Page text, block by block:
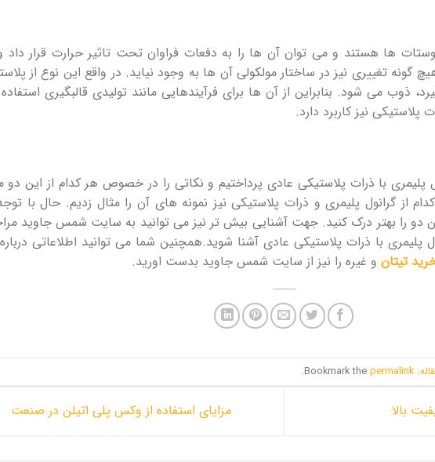
ها هستند و می توان آن ها را به دفعات فراوان تحت تاثیر حرارت قرار داد
تغییری نیز در ساختار مولکولی آن ها به وجود نیاید. در واقع این نوع از
ذوب می شود. بنابراین از آن ها برای فرآیندهایی مانند تولیدی قالبگیری
نیز کاربرد دارد.
با ذرات پلاستیکی عادی پرداختیم و نکاتی را در خصوص هر کدام از این دو
از گرانول پلیمری و ذرات پلاستیکی نیز نمونه‌ های آن را مثال زدیم. حال با
دو را بهتر درک کنید. جهت آشنایی بیش تر نیز می توانید به سایت شمس جاوید
پلیمری با ذرات پلاستیکی عادی آشنا شوید.همچنین شما می توانید اطلاعاتی
تیتان و غیره را نیز از سایت شمس جاوید بدست اورید.
. Bookmark the
permalink
.
بالا مزایای استفاده از وکس پلی اتیلن در صنعت